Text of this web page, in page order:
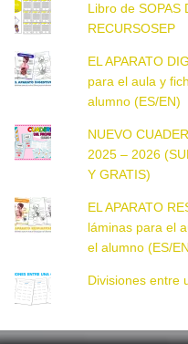
Libro de SOPAS
RECURSOSEP
EL APARATO
para el aula y
alumno (ES/EN)
NUEVO
2025 – 2026
Y GRATIS)
EL APARATO
láminas para el
el alumno (ES/
Divisiones entre